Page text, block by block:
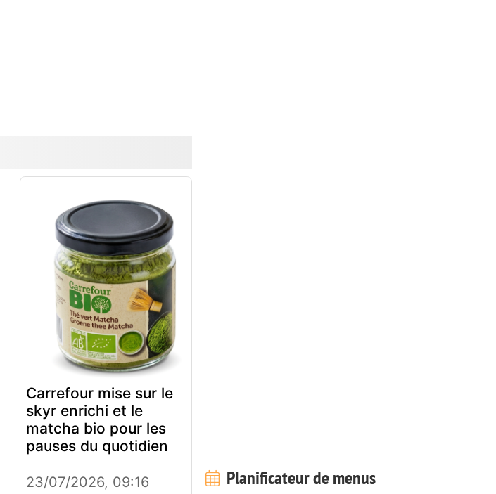
Carrefour mise sur le
skyr enrichi et le
matcha bio pour les
pauses du quotidien
23/07/2026, 09:16 Planificateur de menus